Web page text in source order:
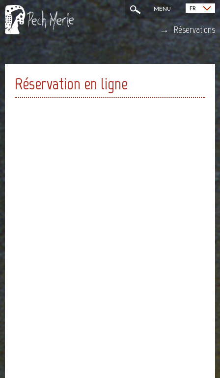
MENU FR
English (EN)
Réservations
Réservation en ligne